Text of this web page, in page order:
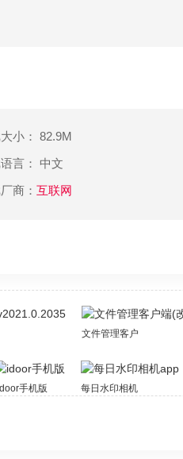
小： 82.9M
言： 中文
商： 互联网
文件管理客户端(改名文
手机版 每日水印相机app